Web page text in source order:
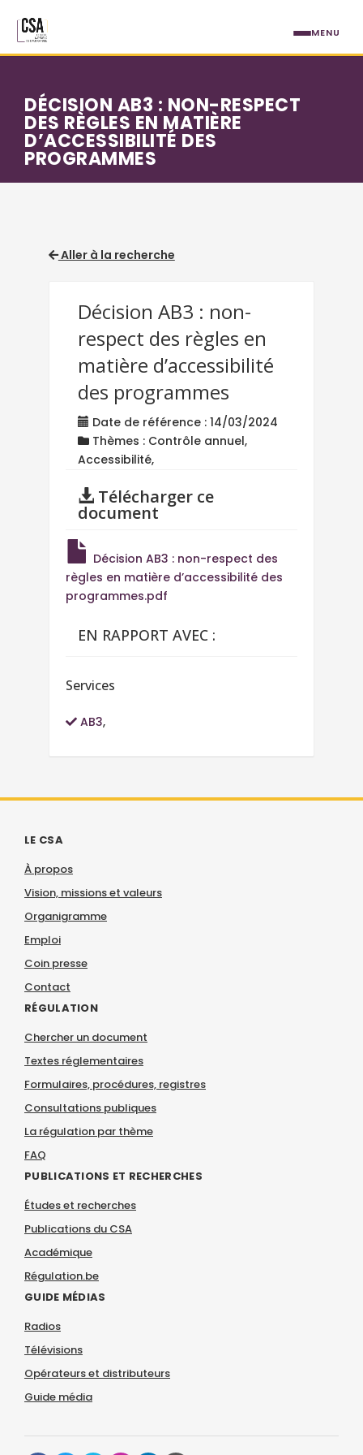
DÉCISION AB3 : NON-RESPECT
DES RÈGLES EN MATIÈRE
D’ACCESSIBILITÉ DES
PROGRAMMES
Aller à la recherche
Décision AB3 : non-
respect des règles en
matière d’accessibilité
des programmes
Date de référence : 14/03/2024
Thèmes : Contrôle annuel,
Accessibilité,
Télécharger ce
document
Décision AB3 : non-respect des
règles en matière d’accessibilité des
programmes.pdf
EN RAPPORT AVEC :
Services
AB3,
LE CSA
À propos
Vision, missions et valeurs
Organigramme
Emploi
Coin presse
Contact
RÉGULATION
Chercher un document
Textes réglementaires
Formulaires, procédures, registres
Consultations publiques
La régulation par thème
FAQ
PUBLICATIONS ET RECHERCHES
Études et recherches
Publications du CSA
Académique
Régulation.be
GUIDE MÉDIAS
Radios
Télévisions
Opérateurs et distributeurs
Guide média
MENU